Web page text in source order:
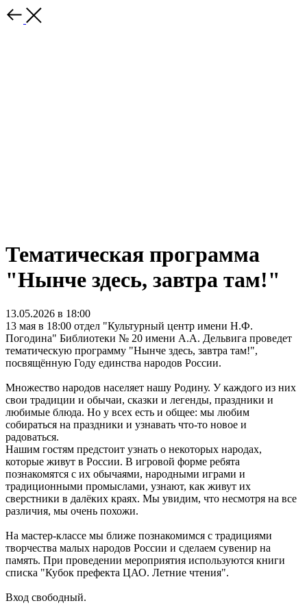
Тематическая программа
"Нынче здесь, завтра там!"
13.05.2026 в 18:00
13 мая в 18:00 отдел "Культурный центр имени Н.Ф.
Погодина" Библиотеки № 20 имени А.А. Дельвига проведет
тематическую программу "Нынче здесь, завтра там!",
посвящённую Году единства народов России.
Множество народов населяет нашу Родину. У каждого из них
свои традиции и обычаи, сказки и легенды, праздники и
любимые блюда. Но у всех есть и общее: мы любим
собираться на праздники и узнавать что-то новое и
радоваться.
Нашим гостям предстоит узнать о некоторых народах,
которые живут в России. В игровой форме ребята
познакомятся с их обычаями, народными играми и
традиционными промыслами, узнают, как живут их
сверстники в далёких краях. Мы увидим, что несмотря на все
различия, мы очень похожи.
На мастер-классе мы ближе познакомимся с традициями
творчества малых народов России и сделаем сувенир на
память. При проведении мероприятия используются книги
списка "Кубок префекта ЦАО. Летние чтения".
Вход свободный.